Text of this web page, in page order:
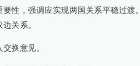
性，强调应实现两国关系平稳过渡。
关系。
换意见。